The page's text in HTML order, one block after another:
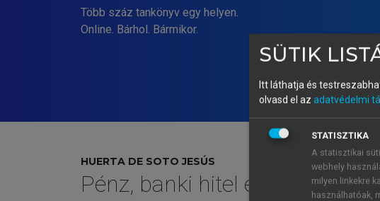
Több száz tankönyv egy helyen.
Online. Bárhol. Bármikor.
HUERTA DE SOTO JESÚS
Pénz, banki hitel és
SÜTIK
Itt láthatja és
olvasd el az adatvédelmi
STATISZTIKA
A statisztikai
webhely
milyen linkekre
használhatóak,